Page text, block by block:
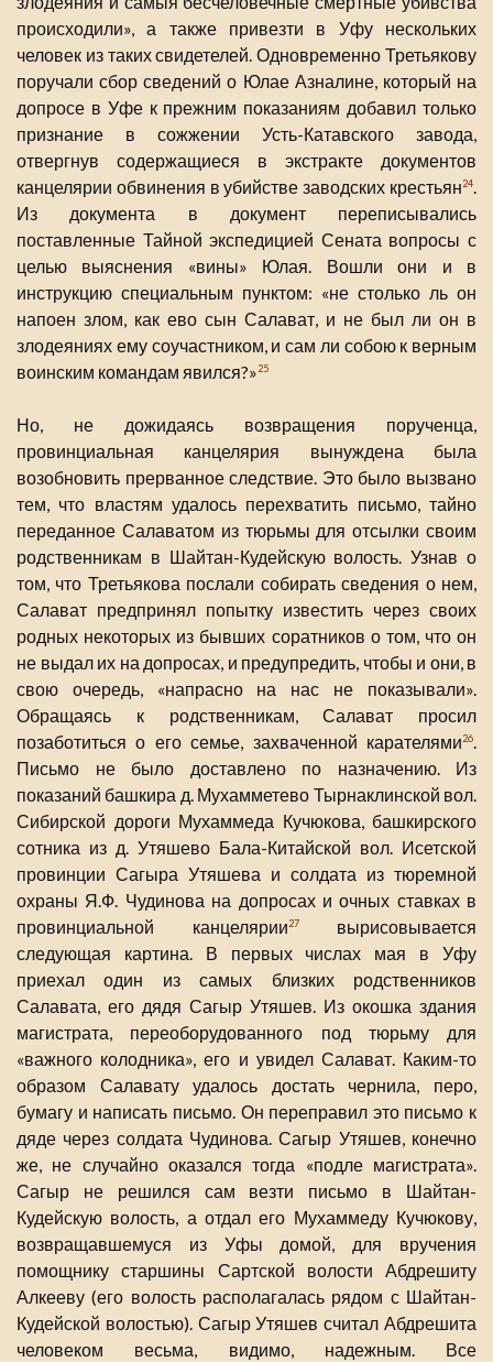
происходили», а также привезти в Уфу нескольких
человек из таких свидетелей. Одновременно Третьякову
поручали сбор сведений о Юлае Азналине, который на
допросе в Уфе к прежним показаниям добавил только
признание в сожжении Усть-Катавского завода,
отвергнув содержащиеся в экстракте документов
канцелярии обвинения в убийстве заводских крестьян24.
Из документа в документ переписывались
поставленные Тайной экспедицией Сената вопросы с
целью выяснения «вины» Юлая. Вошли они и в
инструкцию специальным пунктом: «не столько ль он
напоен злом, как ево сын Салават, и не был ли он в
злодеяниях ему соучастником, и сам ли собою к верным
воинским командам явился?»25
Но, не дожидаясь возвращения порученца,
провинциальная канцелярия вынуждена была
возобновить прерванное следствие. Это было вызвано
тем, что властям удалось перехватить письмо, тайно
переданное Салаватом из тюрьмы для отсылки своим
родственникам в Шайтан-Кудейскую волость. Узнав о
том, что Третьякова послали собирать сведения о нем,
Салават предпринял попытку известить через своих
родных некоторых из бывших соратников о том, что он
не выдал их на допросах, и предупредить, чтобы и они, в
свою очередь, «напрасно на нас не показывали».
Обращаясь к родственникам, Салават просил
позаботиться о его семье, захваченной карателями26.
Письмо не было доставлено по назначению. Из
показаний башкира д. Мухамметево Тырнаклинской вол.
Сибирской дороги Мухаммеда Кучюкова, башкирского
сотника из д. Утяшево Бала-Китайской вол. Исетской
провинции Сагыра Утяшева и солдата из тюремной
охраны Я.Ф. Чудинова на допросах и очных ставках в
провинциальной канцелярии27вырисовывается
следующая картина. В первых числах мая в Уфу
приехал один из самых близких родственников
Салавата, его дядя Сагыр Утяшев. Из окошка здания
магистрата, переоборудованного под тюрьму для
«важного колодника», его и увидел Салават. Каким-то
образом Салавату удалось достать чернила, перо,
бумагу и написать письмо. Он переправил это письмо к
дяде через солдата Чудинова. Сагыр Утяшев, конечно
же, не случайно оказался тогда «подле магистрата».
Сагыр не решился сам везти письмо в Шайтан-
Кудейскую волость, а отдал его Мухаммеду Кучюкову,
возвращавшемуся из Уфы домой, для вручения
помощнику старшины Сартской волости Абдрешиту
Алкееву (его волость располагалась рядом с Шайтан-
Кудейской волостью). Сагыр Утяшев считал Абдрешита
человеком весьма, видимо, надежным. Все